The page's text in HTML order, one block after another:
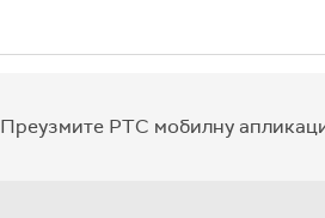
Преузмите РТС мобилну